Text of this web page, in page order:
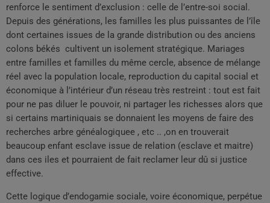
renforce le sentiment d’exclusion : celle de l’entre-soi social.
Depuis des générations, les familles les plus puissantes de l’île
dont certaines issues de la grande distribution ou des anciens
colons békés cultivent un isolement stratégique. Mariages
entre familles et familles du même cercle, absence de mélange
réel avec la population locale, reproduction du capital social et
économique à l’intérieur d’un réseau très restreint : tout est fait
pour ne pas diluer le pouvoir, ni partager les richesses alors que
si certains martiniquais se donnaient les moyens de faire des
recherches arbre généalogiquee , etc .. ,on en trouverait
beaucoup enfant esclave issue de relation (esclave et maitre)
dans ces iles et pourraient de fait reclamer leur dû si justice
effective.
Cette logique d’endogamie sociale, voire économique, perpétue